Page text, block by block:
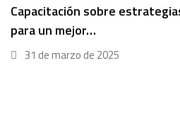
Capacitación sobre
para un mejor…
31 de marzo de 2025